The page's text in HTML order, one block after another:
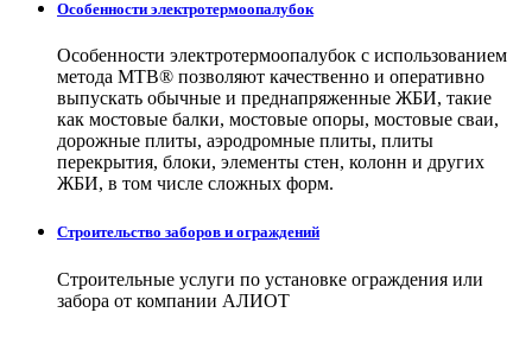
Особенности электротермоопалубок
Особенности электротермоопалубок с использованием
метода МТВ® позволяют качественно и оперативно
выпускать обычные и преднапряженные ЖБИ, такие
как мостовые балки, мостовые опоры, мостовые сваи,
дорожные плиты, аэродромные плиты, плиты
перекрытия, блоки, элементы стен, колонн и других
ЖБИ, в том числе сложных форм.
Строительство заборов и ограждений
Строительные услуги по установке ограждения или
забора от компании АЛИОТ